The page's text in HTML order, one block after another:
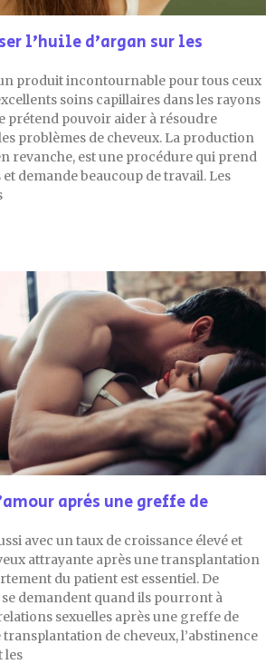
l’huile d’argan sur les
un produit incontournable pour tous ceux
soins capillaires dans les rayons
prétend pouvoir aider à résoudre
problèmes de cheveux. La production
revanche, est une procédure qui prend
demande beaucoup de travail. Les
après une greffe de
avec un taux de croissance élevé et
attrayante après une transplantation
du patient est essentiel. De
demandent quand ils pourront à
sexuelles après une greffe de
transplantation de cheveux, l’abstinence
les